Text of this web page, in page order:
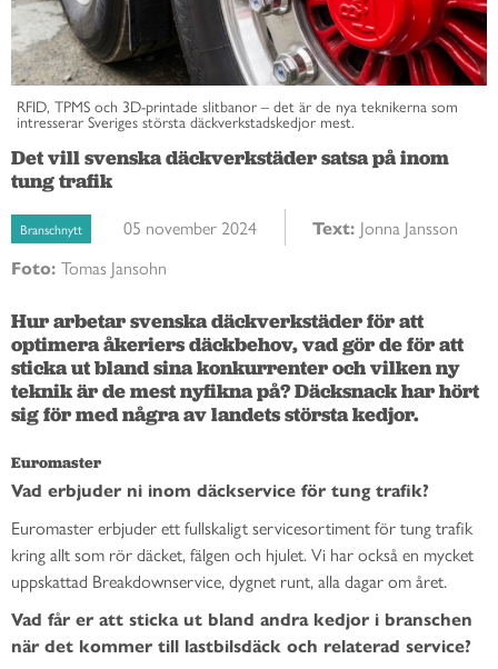
RFID, TPMS och 3D-printade slitbanor – det är de nya teknikerna som
intresserar Sveriges största däckverkstadskedjor mest.
Det vill svenska däckverkstäder satsa på inom
tung trafik
Branschnytt 05 november 2024 Text: Jonna Jansson
Foto: Tomas Jansohn
Hur arbetar svenska däckverkstäder för att
optimera åkeriers däckbehov, vad gör de för att
sticka ut bland sina konkurrenter och vilken ny
teknik är de mest nyfikna på? Däcksnack har hört
sig för med några av landets största kedjor.
Euromaster
Vad erbjuder ni inom däckservice för tung trafik?
Euromaster erbjuder ett fullskaligt servicesortiment för tung trafik
kring allt som rör däcket, fälgen och hjulet. Vi har också en mycket
uppskattad Breakdownservice, dygnet runt, alla dagar om året.
Vad får er att sticka ut bland andra kedjor i branschen
när det kommer till lastbilsdäck och relaterad service?